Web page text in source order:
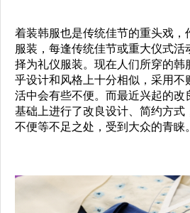
着装韩服也是传统佳节的重头戏，
服装，每逢传统佳节或重大仪式
择为礼仪服装。现在人们所穿的韩
乎设计和风格上十分相似，采用不
活中会有些不便。而最近兴起的改
基础上进行了改良设计、简约方式
不便等不足之处，受到大众的青睐。